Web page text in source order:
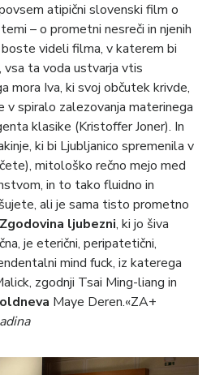
atipični slovenski film o
– o prometni nesreči in njenih
videli filma, v katerem bi
ta voda ustvarja vtis
mora Iva, ki svoj občutek krivde,
v spiralo zalezovanja materinega
klasike (Kristoffer Joner). In
ki bi Ljubljanico spremenila v
mitološko rečno mejo med
in to tako fluidno in
ali je sama tisto prometno
Zgodovina ljubezni, ki jo šiva
je eterični, peripatetični,
mind fuck, iz katerega
zgodnji Tsai Ming-liang in
Maye Deren.«ZA+